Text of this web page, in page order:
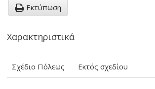
Εκτύπωση
Χαρακτηριστικά
Σχέδιο Πόλεως Εκτός σχεδίου